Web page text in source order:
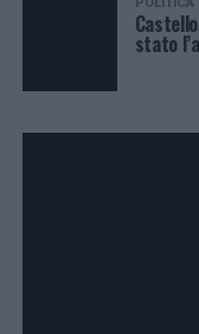
stato